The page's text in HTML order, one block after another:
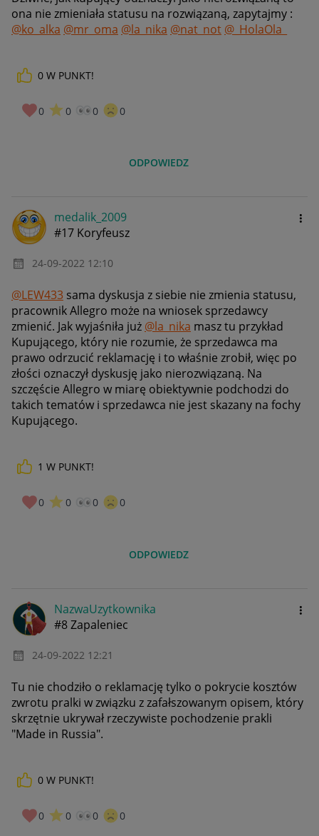
ona nie zmieniała statusu na rozwiązaną, zapytajmy :
@ko_alka @mr_oma @la_nika @nat_not @_HolaOla_
0 W PUNKT!
0 0 0 0
ODPOWIEDZ
medalik_2009
#17 Koryfeusz
‎24-09-2022 12:10
@LEW433 sama dyskusja z siebie nie zmienia statusu,
pracownik Allegro może na wniosek sprzedawcy
zmienić. Jak wyjaśniła już @la_nika masz tu przykład
Kupującego, który nie rozumie, że sprzedawca ma
prawo odrzucić reklamację i to właśnie zrobił, więc po
złości oznaczył dyskusję jako nierozwiązaną. Na
szczęście Allegro w miarę obiektywnie podchodzi do
takich tematów i sprzedawca nie jest skazany na fochy
Kupującego.
1 W PUNKT!
0 0 0 0
ODPOWIEDZ
NazwaUzytkownika
#8 Zapaleniec
‎24-09-2022 12:21
Tu nie chodziło o reklamację tylko o pokrycie kosztów
zwrotu pralki w związku z zafałszowanym opisem, który
skrzętnie ukrywał rzeczywiste pochodzenie prakli
"Made in Russia".
0 W PUNKT!
0 0 0 0